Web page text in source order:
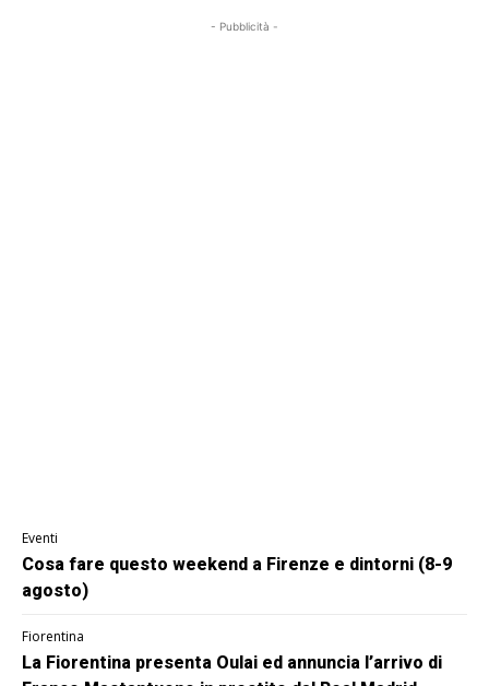
- Pubblicità -
Eventi
Cosa fare questo weekend a Firenze e dintorni (8-9
agosto)
Fiorentina
La Fiorentina presenta Oulai ed annuncia l’arrivo di